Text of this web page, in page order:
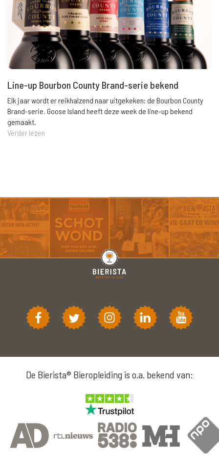
Line-up Bourbon County Brand-serie bekend
Elk jaar wordt er reikhalzend naar uitgekeken: de Bourbon County
Brand-serie. Goose Island heeft deze week de line-up bekend
gemaakt.
Verder lezen
De Bierista® Bieropleiding is o.a. bekend van: